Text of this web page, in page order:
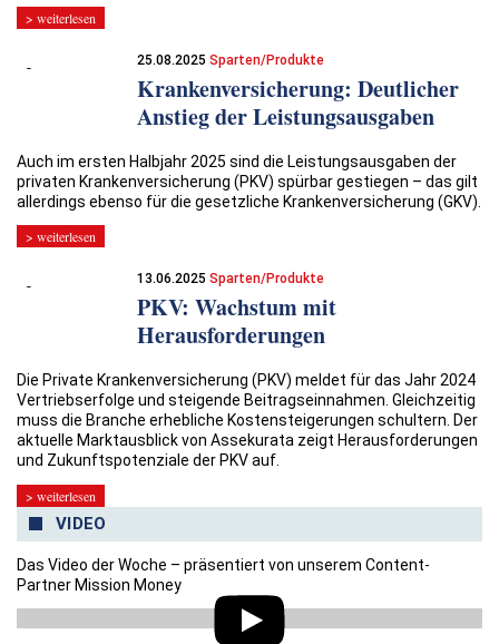
> weiterlesen
25.08.2025Sparten/Produkte
Krankenversicherung: Deutlicher
Anstieg der Leistungsausgaben
Auch im ersten Halbjahr 2025 sind die Leistungsausgaben der
privaten Krankenversicherung (PKV) spürbar gestiegen – das gilt
allerdings ebenso für die gesetzliche Krankenversicherung (GKV).
> weiterlesen
13.06.2025Sparten/Produkte
PKV: Wachstum mit
Herausforderungen
Die Private Krankenversicherung (PKV) meldet für das Jahr 2024
Vertriebserfolge und steigende Beitragseinnahmen. Gleichzeitig
muss die Branche erhebliche Kostensteigerungen schultern. Der
aktuelle Marktausblick von Assekurata zeigt Herausforderungen
und Zukunftspotenziale der PKV auf.
> weiterlesen
VIDEO
Das Video der Woche – präsentiert von unserem Content-
Partner Mission Money